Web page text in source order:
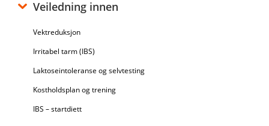
Veiledning innen
Vektreduksjon
Irritabel tarm (IBS)
Laktoseintoleranse og selvtesting
Kostholdsplan og trening
IBS – startdiett